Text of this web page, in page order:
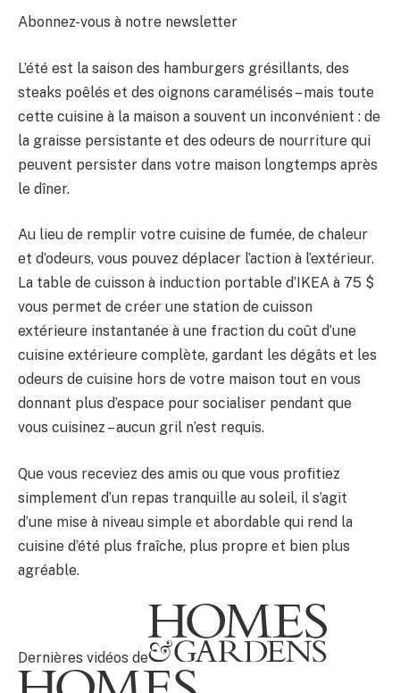
BULLETIN
Abonnez-vous à notre newsletter
L’été est la saison des hamburgers grésillants, des
steaks poêlés et des oignons caramélisés – mais toute
cette cuisine à la maison a souvent un inconvénient : de
la graisse persistante et des odeurs de nourriture qui
peuvent persister dans votre maison longtemps après
le dîner.
Au lieu de remplir votre cuisine de fumée, de chaleur
et d’odeurs, vous pouvez déplacer l’action à l’extérieur.
La table de cuisson à induction portable d’IKEA à 75 $
vous permet de créer une station de cuisson
extérieure instantanée à une fraction du coût d’une
cuisine extérieure complète, gardant les dégâts et les
odeurs de cuisine hors de votre maison tout en vous
donnant plus d’espace pour socialiser pendant que
vous cuisinez – aucun gril n’est requis.
Que vous receviez des amis ou que vous profitiez
simplement d’un repas tranquille au soleil, il s’agit
d’une mise à niveau simple et abordable qui rend la
cuisine d’été plus fraîche, plus propre et bien plus
agréable.
Dernières vidéos de